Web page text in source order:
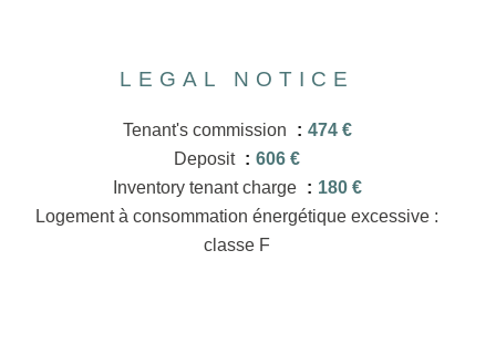
LEGAL NOTICE
Tenant's commission
474 €
Deposit
606 €
Inventory tenant charge
180 €
Logement à consommation énergétique excessive :
classe F